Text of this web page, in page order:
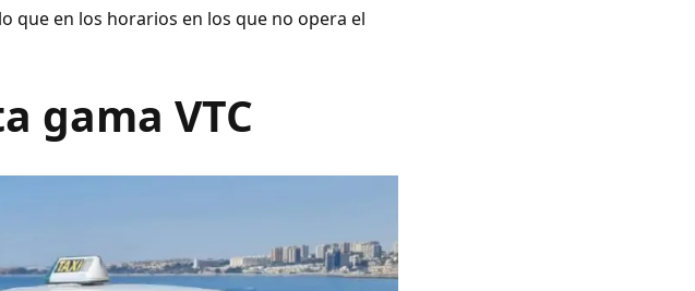
que en los horarios en los que no opera el
gama VTC